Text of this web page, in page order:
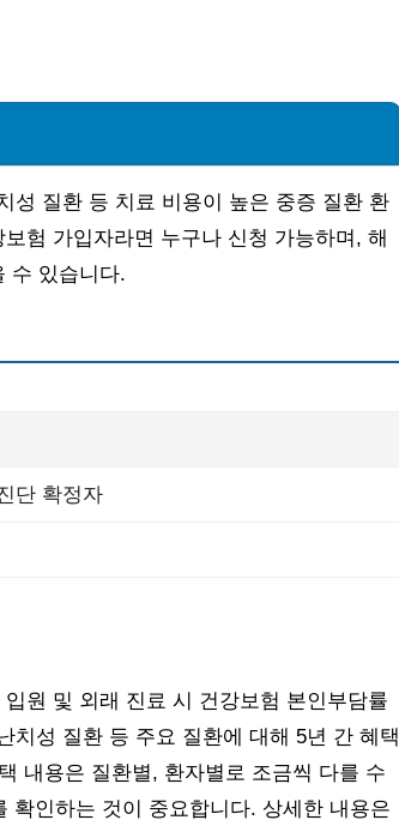
성 질환 등 치료 비용이 높은 중증 질환 환
험 가입자라면 누구나 신청 가능하며, 해
수 있습니다.
단 확정자
원 및 외래 진료 시 건강보험 본인부담률
치성 질환 등 주요 질환에 대해 5년 간 혜택
내용은 질환별, 환자별로 조금씩 다를 수
확인하는 것이 중요합니다. 상세한 내용은